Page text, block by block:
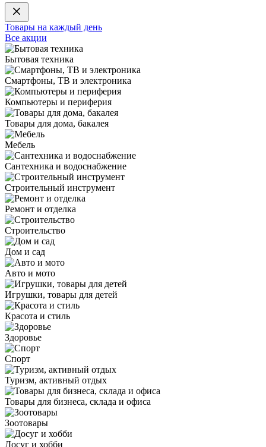
Товары на каждый день
Все акции
Бытовая техника
Смартфоны, ТВ и электроника
Компьютеры и периферия
Товары для дома, бакалея
Мебель
Сантехника и водоснабжение
Строительный инструмент
Ремонт и отделка
Строительство
Дом и сад
Авто и мото
Игрушки, товары для детей
Красота и стиль
Здоровье
Спорт
Туризм, активный отдых
Товары для бизнеса, склада и офиса
Зоотовары
Досуг и хобби